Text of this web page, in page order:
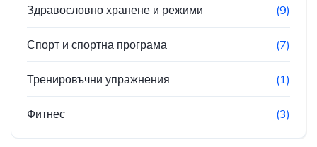
Здравословно хранене и режими (9)
Спорт и спортна програма (7)
Тренировъчни упражнения (1)
Фитнес (3)